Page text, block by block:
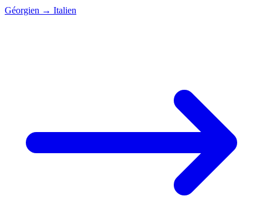
Géorgien → Italien